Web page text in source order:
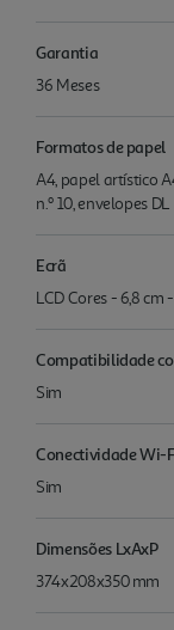
Garantia
36 Meses
Formatos de papel
A4, papel artístico
n.º 10, envelopes DL
Ecrã
LCD Cores - 6,8 cm
Compatibilidade
Sim
Conectividade Wi-
Sim
Dimensões LxAxP
374x208x350 mm